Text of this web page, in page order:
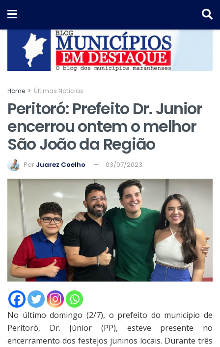
Home Últimas Notícias
Peritoró: Prefeito Dr. Junior
encerrou ontem o melhor
São João da Região
Por Juarez Coelho 03/07/2023
No último domingo (2/7), o prefeito do município de
Peritoró, Dr. Júnior (PP), esteve presente no
encerramento dos festejos juninos locais. Durante três